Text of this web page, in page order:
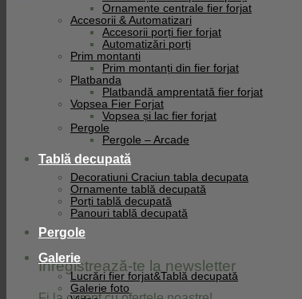
Înregistrează-te la newsletter
Ornamente centrale fier forjat
Accesorii & Automatizari
Accesorii porți fier forjat
Automatizări porți
Prim montanti
Prim montanți din fier forjat
Platbanda
Platbandă amprentată fier forjat
Vopsea Fier Forjat
Vopsea și lac fier forjat
Pergole
Pergole – Arcade
Tablă decupată
Decoratiuni Craciun tabla decupata
Ornamente tablă decupată
Porți tablă decupată
Panouri tablă decupată
Pergole
Galerie
Lucrări fier forjat&Tablă decupată
Galerie foto
Facebook